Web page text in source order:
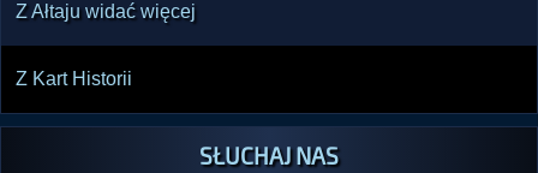
Z Ałtaju widać więcej
Z Kart Historii
SŁUCHAJ NAS